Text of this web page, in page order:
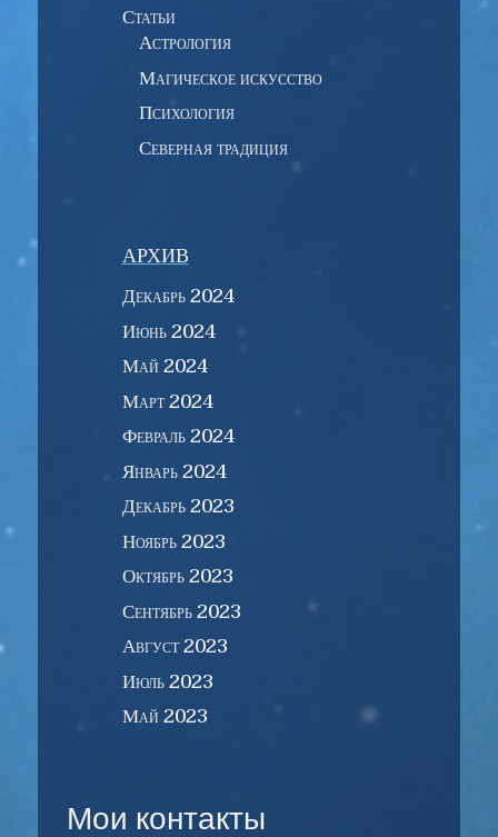
Статьи
Астрология
Магическое искусство
Психология
Северная традиция
АРХИВ
Декабрь 2024
Июнь 2024
Май 2024
Март 2024
Февраль 2024
Январь 2024
Декабрь 2023
Ноябрь 2023
Октябрь 2023
Сентябрь 2023
Август 2023
Июль 2023
Май 2023
Мои контакты